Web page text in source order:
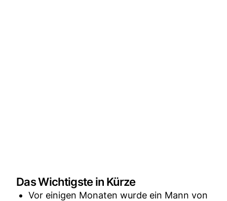
Das Wichtigste in Kürze
Vor einigen Monaten wurde ein Mann von